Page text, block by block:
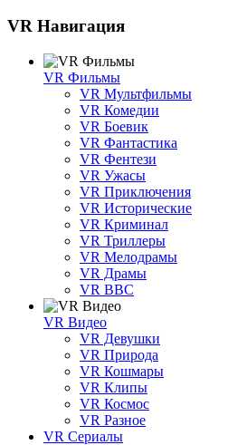
VR Навигация
VR Фильмы
VR Мультфильмы
VR Комедии
VR Боевик
VR Фантастика
VR Фентези
VR Ужасы
VR Приключения
VR Исторические
VR Криминал
VR Триллеры
VR Мелодрамы
VR Драмы
VR BBC
VR Видео
VR Девушки
VR Природа
VR Кошмары
VR Клипы
VR Космос
VR Разное
VR Сериалы